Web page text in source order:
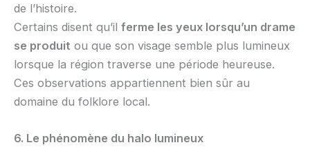
de l’histoire.
Certains disent qu’il ferme les yeux lorsqu’un drame
se produit ou que son visage semble plus lumineux
lorsque la région traverse une période heureuse.
Ces observations appartiennent bien sûr au
domaine du folklore local.
6. Le phénomène du halo lumineux